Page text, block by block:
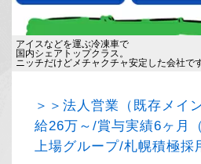
アイスなどを運ぶ冷凍車で
国内シェアトップクラス。
ニッチだけどメチャクチャ安定した会社です
＞＞法人営業（既存メイ
給26万～/賞与実績6ヶ月
上場グループ/札幌積極採